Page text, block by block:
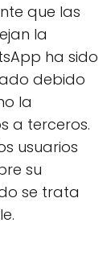
que las
la
ha sido
debido
la
a terceros.
usuarios
su
se trata